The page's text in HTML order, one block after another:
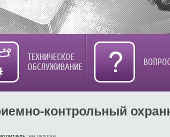
ТЕХНИЧЕСКОЕ
ОБСЛУЖИВАНИЕ
контрольный